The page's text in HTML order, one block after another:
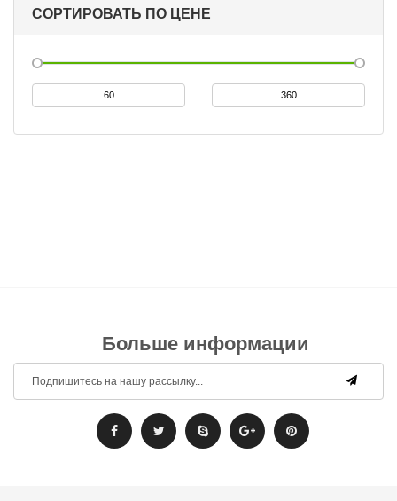
СОРТИРОВАТЬ ПО ЦЕНЕ
Больше информации